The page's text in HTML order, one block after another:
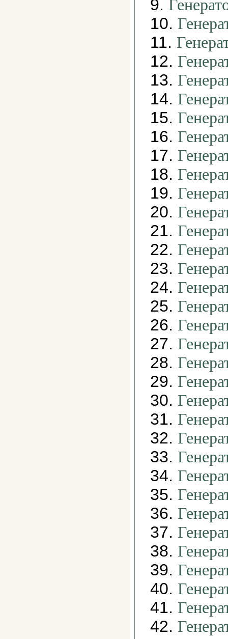
9.
10.
11.
12.
13.
14.
15.
16.
17.
18.
19.
20.
21.
22.
23.
24.
25.
26.
27.
28.
29.
30.
31.
32.
33.
34.
35.
36.
37.
38.
39.
40.
41.
42.